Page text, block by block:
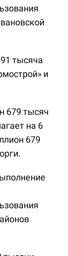
тысяча
и
679 тысяч
на 6
679